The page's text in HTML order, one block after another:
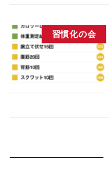
習慣化の会